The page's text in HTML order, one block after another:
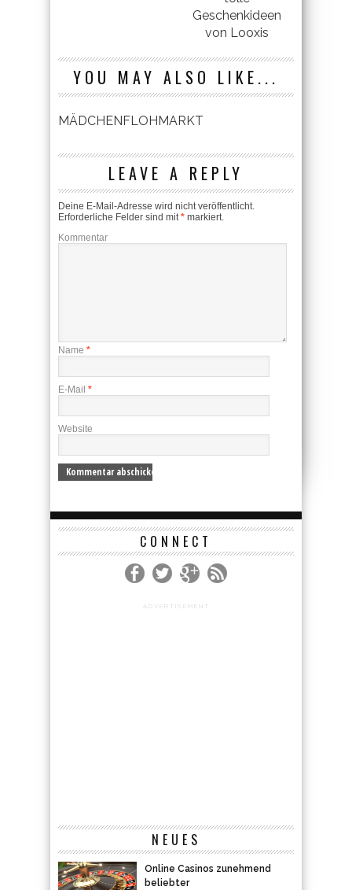
Geschenkideen
von Looxis
YOU MAY ALSO LIKE...
MÄDCHENFLOHMARKT
LEAVE A REPLY
Deine E-Mail-Adresse wird nicht veröffentlicht.
Erforderliche Felder sind mit* markiert.
Kommentar
Name *
E-Mail *
Website
CONNECT
ADVERTISEMENT
NEUES
Online Casinos zunehmend
beliebter